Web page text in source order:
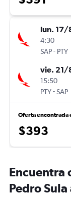
lun. 17/
4:30
SAP- PTY
vie. 21/
15:50
PTY-SAP
Oferta encontrada
$393
Encuentra
Pedro Sula